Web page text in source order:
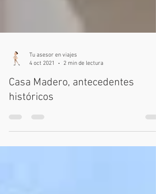
Tu asesor en viajes
4 oct 2021
Casa Madero, antecedentes
históricos